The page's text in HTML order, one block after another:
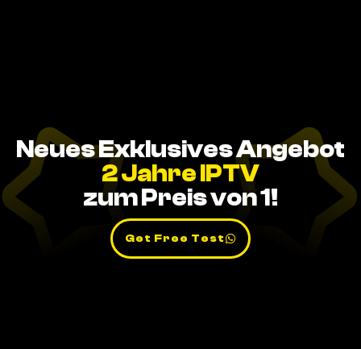
Neues Exklusives Angebot
2 Jahre IPTV
zum Preis von 1!
Get Free Test